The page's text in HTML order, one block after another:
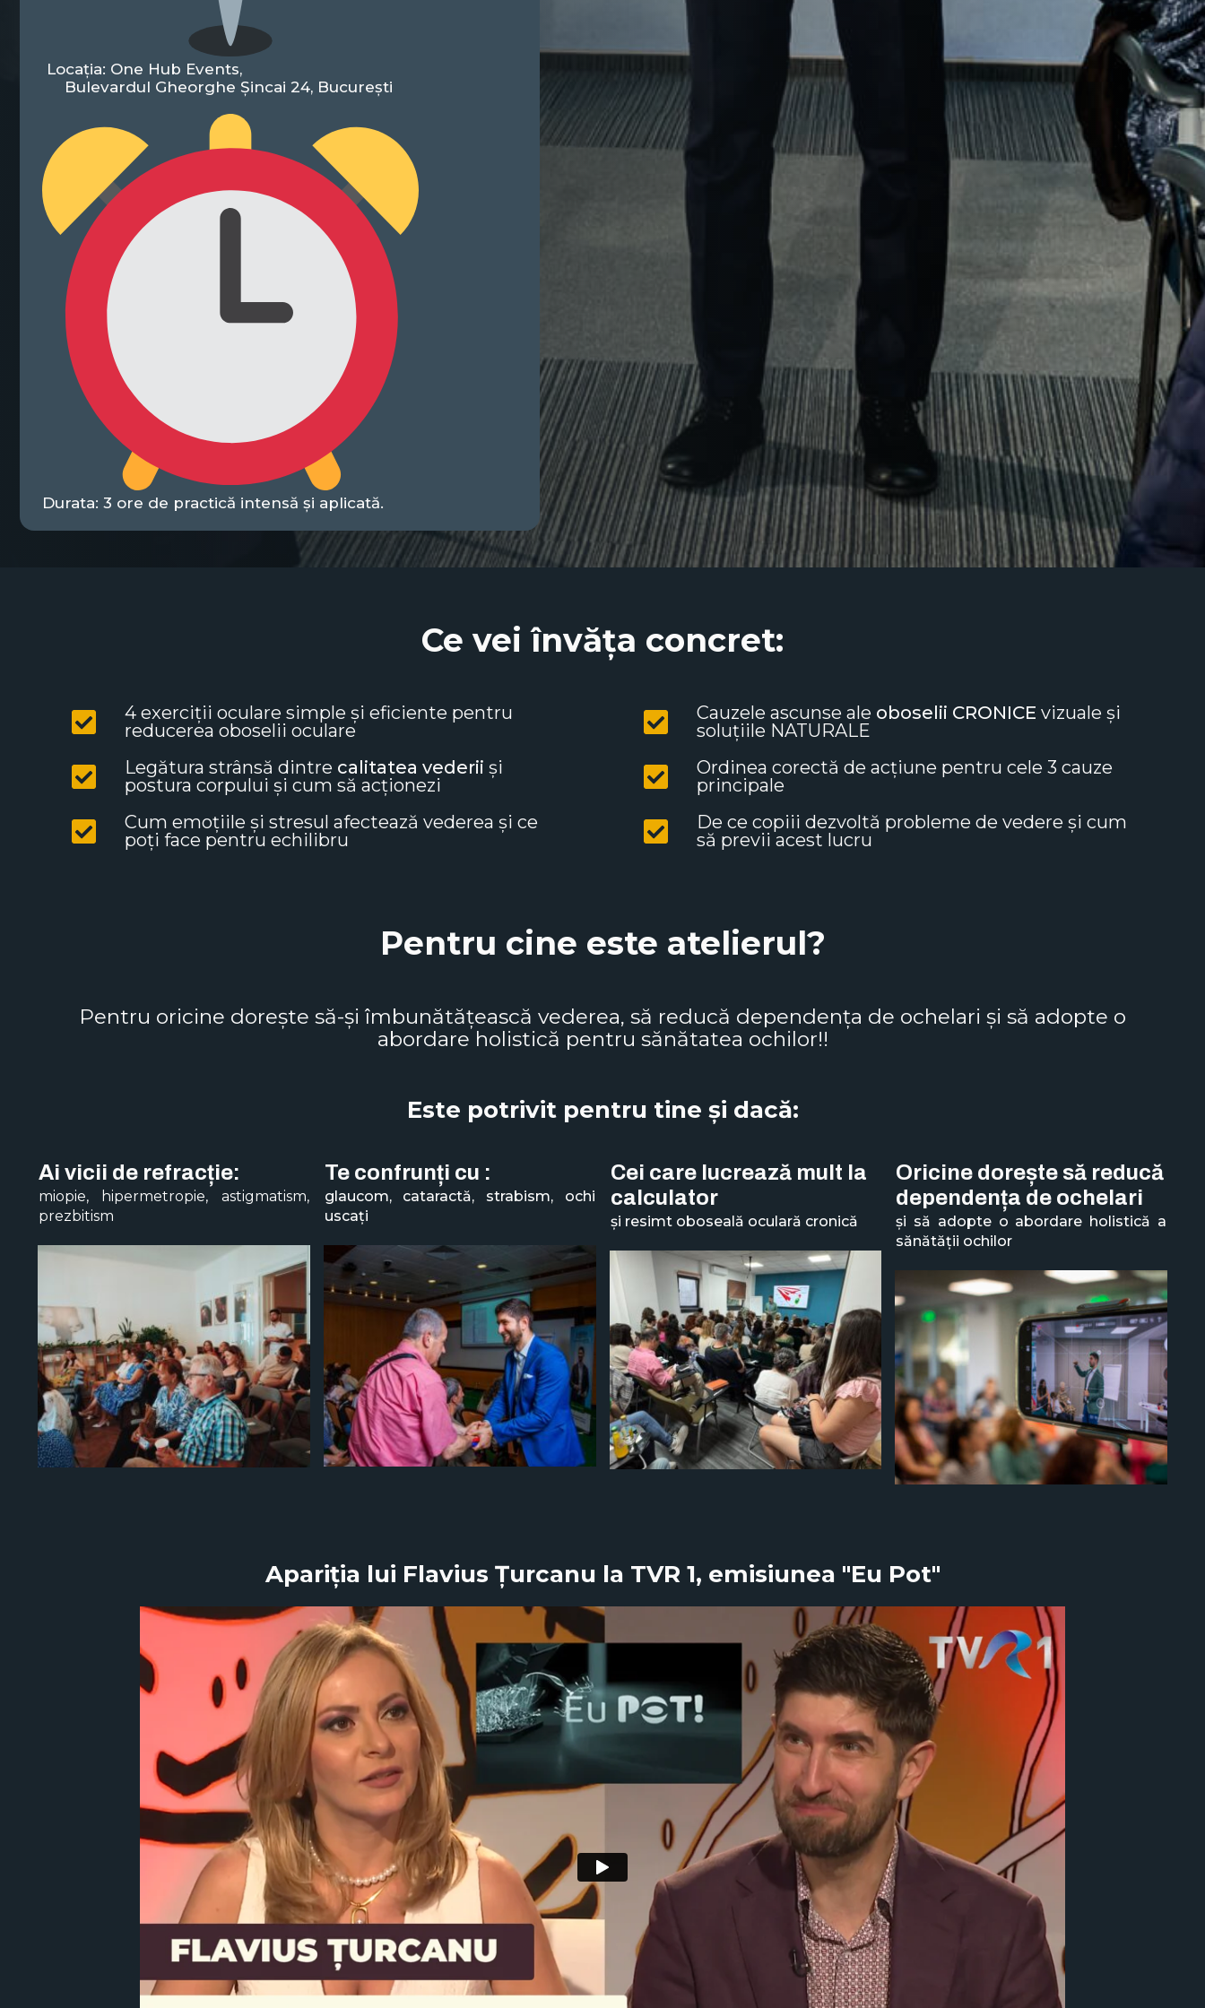
Locația: One Hub Events,
Bulevardul Gheorghe Șincai 24, București
Durata: 3 ore de practică intensă și aplicată.
Ce vei învăța concret:
4 exerciții oculare simple și eficiente pentru
reducerea oboselii oculare
Legătura strânsă dintre calitatea vederiiși
postura corpului și cum să acționezi
Cum emoțiile și stresul afectează vederea și ce
poți face pentru echilibru
Cauzele ascunse ale oboselii CRONICE vizuale și
soluțiile NATURALE
Ordinea corectă de acțiune pentru cele 3 cauze
principale
De ce copiii dezvoltă probleme de vedere și cum
să previi acest lucru
Pentru cine este atelierul?
Pentru oricine dorește să-și îmbunătățească vederea, să reducă dependența de ochelari și să adopte o
abordare holistică pentru sănătatea ochilor!!
Este potrivit pentru tine și dacă:
Ai vicii de refracție:
miopie, hipermetropie, astigmatism,
prezbitism
Te confrunți cu :
glaucom, cataractă, strabism, ochi
uscați
Cei care lucrează mult la
calculator
și resimt oboseală oculară cronică
Oricine dorește să reducă
dependența de ochelari
și să adopte o abordare holistică a
sănătății ochilor
Apariția lui Flavius Țurcanu la TVR 1, emisiunea "Eu Pot"